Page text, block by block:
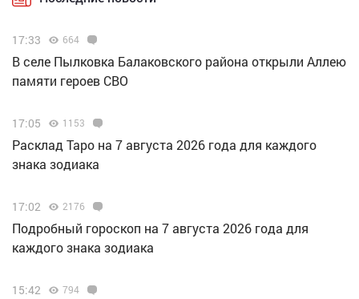
17:33 664
В селе Пылковка Балаковского района открыли Аллею
памяти героев СВО
17:05 1153
Расклад Таро на 7 августа 2026 года для каждого
знака зодиака
17:02 2176
Подробный гороскоп на 7 августа 2026 года для
каждого знака зодиака
15:42 794